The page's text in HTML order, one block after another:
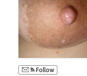
Follow